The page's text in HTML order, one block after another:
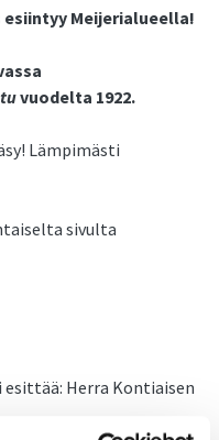
Meijerialueella!
vuodelta 1922.
Lämpimästi
sivulta
Herra Kontiaisen